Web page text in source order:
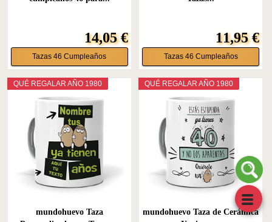
14,05 €
Tazas 46 Cumpleaños
11,95 €
Tazas 46 Cumpleaños
QUÉ REGALAR AÑO 1980
mundohuevo Taza
QUÉ REGALAR AÑO 1980
mundohuevo Taza de Cerámica